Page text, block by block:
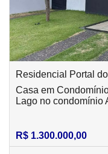
Residencial Portal
Casa em
Lago no condomínio
R$ 1.300.000,00